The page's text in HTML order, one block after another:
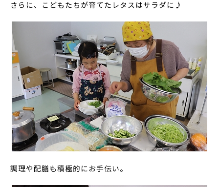
さらに、こどもたちが育てたレタスはサラダに♪
調理や配膳も積極的にお手伝い。